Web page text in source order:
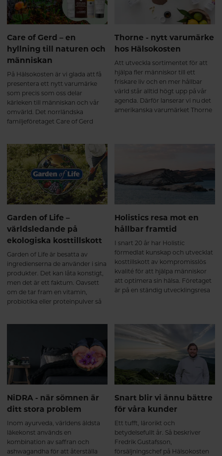
det inte bli.
Care of Gerd – en
hyllning till naturen och
människan
På Hälsokosten är vi glada att få
presentera ett nytt varumärke
som precis som oss delar
kärleken till människan och vår
omvärld. Det norrländska
familjeföretaget Care of Gerd
som grund. Säg hej till Care of
Gerd.
Thorne - nytt varumärke
hos Hälsokosten
Att utveckla sortimentet för att
hjälpa fler människor till ett
friskare liv och en mer hållbar
värld står alltid högt upp på vår
agenda. Därför lanserar vi nu det
amerikanska varumärket Thorne
Thorne.
Garden of Life –
världsledande på
ekologiska kosttillskott
Garden of Life är besatta av
ingredienserna de använder i sina
produkter. Det kan låta konstigt,
men det är ett faktum. Oavsett
om de tar fram en vitamin,
probiotika eller proteinpulver så
ingår i sina produkter, är de ännu
mer engagerade vad de lämnar
ute ur sina produkter.
Holistics resa mot en
hållbar framtid
I snart 20 år har Holistic
förmedlat kunskap och utvecklat
kosttillskott av kompromisslös
kvalité för att hjälpa människor
att optimera sin hälsa. Företaget
är på en ständig utvecklingsresa
ett steg för att skapa en mer
hållbar värld, med kärlek till både
människa, natur och planet.
NiDRA - när sömnen är
ditt stora problem
Inom ayurveda, världens äldsta
läkekonst används en
kombination av saffran och
ashwagandha för att återställa
Snart blir vi ännu bättre
för våra kunder
Ett tufft, lärorikt och
betydelsefullt år. Så beskriver
Fredrik Gustafsson,
försäljningschef på Hälsokosten